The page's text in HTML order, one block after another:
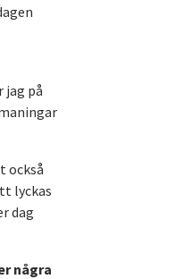
jag på
också
lyckas
dag
några